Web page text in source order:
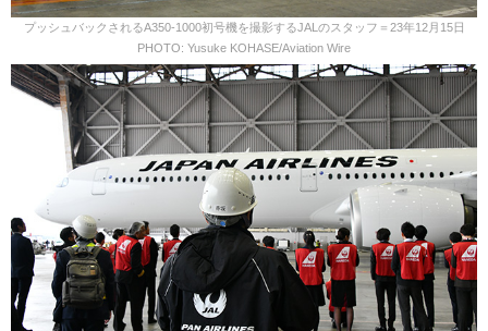
プッシュバックされるA350-1000初号機を撮影するJALのスタッフ＝23年12月15日
PHOTO: Yusuke KOHASE/Aviation Wire